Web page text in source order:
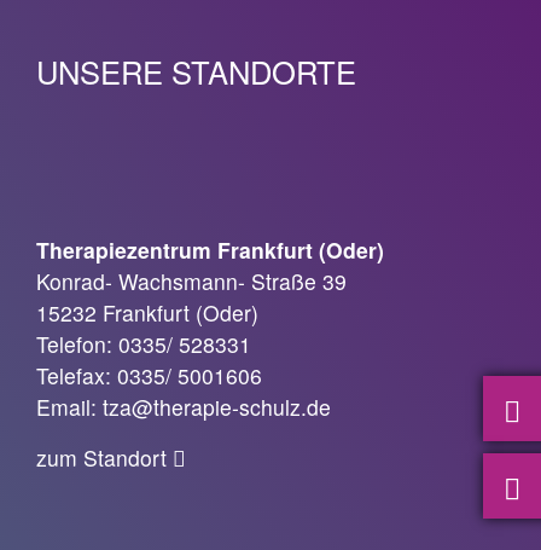
UNSERE STANDORTE
Therapiezentrum Frankfurt (Oder)
Konrad- Wachsmann- Straße 39
15232 Frankfurt (Oder)
Telefon: 0335/ 528331
Telefax: 0335/ 5001606
Email: tza@therapie-schulz.de
zum Standort